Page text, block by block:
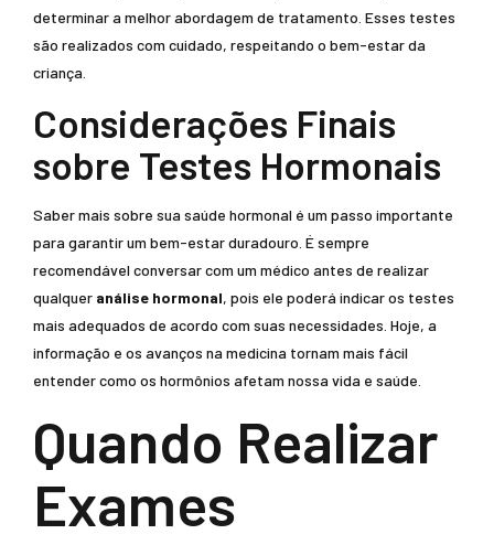
determinar a melhor abordagem de tratamento. Esses testes
são realizados com cuidado, respeitando o bem-estar da
criança.
Considerações Finais
sobre Testes Hormonais
Saber mais sobre sua saúde hormonal é um passo importante
para garantir um bem-estar duradouro. É sempre
recomendável conversar com um médico antes de realizar
qualquer análise hormonal, pois ele poderá indicar os testes
mais adequados de acordo com suas necessidades. Hoje, a
informação e os avanços na medicina tornam mais fácil
entender como os hormônios afetam nossa vida e saúde.
Quando Realizar
Exames